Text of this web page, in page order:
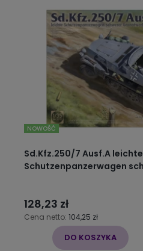
Sd.Kfz.250/7 Ausf.A
Schutzenpanzerwagen
128,23 zł
Cena netto: 104,25 zł
DO KOSZYKA
NOWOŚĆ